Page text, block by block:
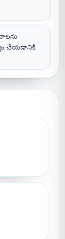
చేయడానికి